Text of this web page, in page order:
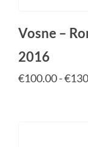
Vosne –
2016
€100.00-€